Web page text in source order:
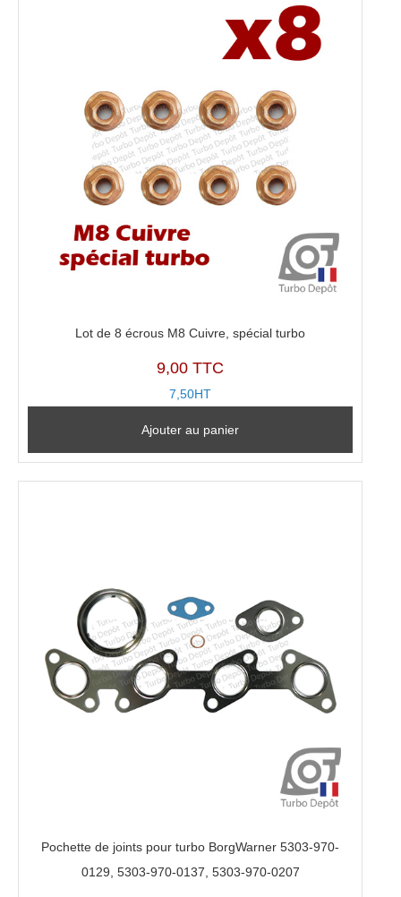
Lot de 8 écrous M8 Cuivre, spécial turbo
9,00 TTC
7,50HT
Ajouter au panier
Pochette de joints pour turbo BorgWarner 5303-970-
0129, 5303-970-0137, 5303-970-0207